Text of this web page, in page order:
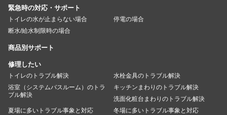
緊急時の対応・サポート
トイレの水が止まらない場合
停電の場合
断水/給水制限時の場合
商品別サポート
修理したい
トイレのトラブル解決
水栓金具のトラブル解決
浴室（システムバスルーム）のトラ
ブル解決
キッチンまわりのトラブル解決
洗面化粧台まわりのトラブル解決
夏場に多いトラブル事象と対応
冬場に多いトラブル事象と対応